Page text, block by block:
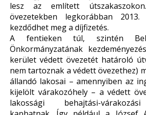
lesz az említett
övezetekben legkorábban
kezdődhet meg a díjfizetés.
A fentieken túl, szintén
Önkormányzatának
kerület védett övezetét határoló
nem tartoznak a védett övezethez)
állandó lakosai – amennyiben az
kijelölt várakozóhely – a védett
lakossági behajtási-